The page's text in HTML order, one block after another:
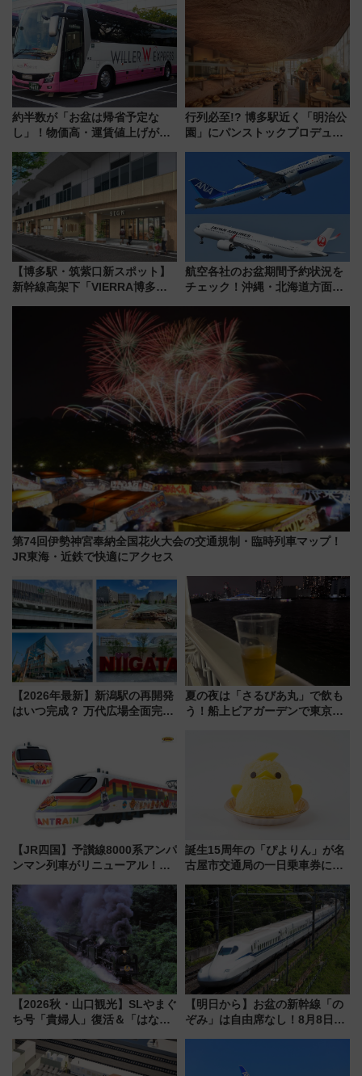
詰め放題を開催、ロイズタウン
駅からのアクセスも
約半数が「お盆は帰省予定な
し」！物価高・運賃値上げが財
りたいけど……【WILLER お盆
帰省動向調査】
行列必至!? 博多駅近く「明治公
園」にパンストックプロデュー
オープン 秋からはビストロ営業
も！
【博多駅・筑紫口新スポット】
新幹線高架下「VIERRA博多テ
など注目の全6店舗 「博多活憩
航空各社のお盆期間予約状況を
チェック！沖縄・北海道方面は
日は？
第74回伊勢神宮奉納全国花火大会の交通規制・臨時列車マップ！
JR東海・近鉄で快適にアクセス
【2026年最新】新潟駅の再開発
はいつ完成？ 万代広場全面完成
開発、バスタ新潟構想まで徹底
解説！
夏の夜は「さるびあ丸」で飲も
う！船上ビアガーデンで東京湾
【JR四国】予讃線8000系アンパ
ンマン列車がリニューアル！内
今年12月
誕生15周年の「ぴよりん」が名
古屋市交通局の一日乗車券に！
定1万5000枚】
【2026秋・山口観光】SLやまぐ
ち号「貴婦人」復活＆「はなあ
注目観光列車まとめ きっぷの取
り方は？
【明日から】お盆の新幹線「の
ぞみ」は自由席なし！8月8日午
雑避ける「空席」探しのコツ